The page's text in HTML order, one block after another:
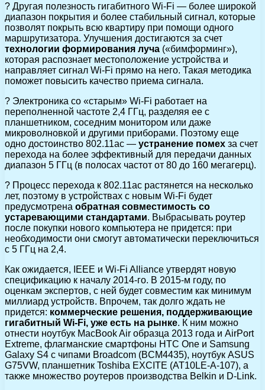
? Другая полезность гигабитного Wi-Fi — более широкой
диапазон покрытия и более стабильный сигнал, которые
позволят покрыть всю квартиру при помощи одного
маршрутизатора. Улучшения достигаются за счет
технологии формирования луча («бимформинг»),
которая распознает местоположение устройства и
направляет сигнал Wi-Fi прямо на него. Такая методика
поможет повысить качество приема сигнала.
? Электроника со «старым» Wi-Fi работает на
переполненной частоте 2,4 ГГц, разделяя ее с
планшетником, соседним монитором или даже
микроволновкой и другими приборами. Поэтому еще
одно достоинство 802.11ac — устранение помех за счет
перехода на более эффективный для передачи данных
диапазон 5 ГГц (в полосах частот от 80 до 160 мегагерц).
? Процесс перехода к 802.11aс растянется на несколько
лет, поэтому в устройствах с новым Wi-Fi будет
предусмотрена обратная совместимость со
устаревающими стандартами. Выбрасывать роутер
после покупки нового компьютера не придется: при
необходимости они смогут автоматически переключиться
с 5 ГГц на 2,4.
Как ожидается, IEEE и Wi-Fi Alliance утвердят новую
спецификацию к началу 2014-го. В 2015-м году, по
оценкам экспертов, с ней будет совместим как минимум
миллиард устройств. Впрочем, так долго ждать не
придется: коммерческие решения, поддерживающие
гигабитный Wi-Fi, уже есть на рынке. К ним можно
отнести ноутбук MacBook Air образца 2013 года и AirPort
Extreme, флагманские смартфоны HTC One и Samsung
Galaxy S4 с чипами Broadcom (BCM4435), ноутбук ASUS
G75VW, планшетник Toshiba EXCITE (AT10LE-A-107), а
также множество роутеров производства Belkin и D-Link.